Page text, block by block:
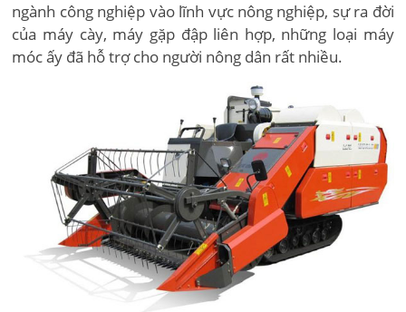
ngành công nghiệp vào lĩnh vực nông nghiệp, sự ra đời
của máy cày, máy gặp đập liên hợp, những loại máy
móc ấy đã hỗ trợ cho người nông dân rất nhiều.